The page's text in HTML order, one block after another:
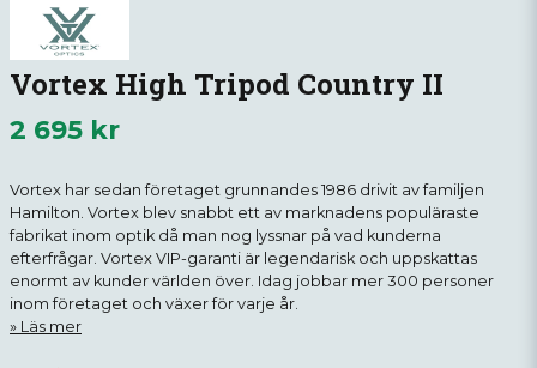
Vortex High Tripod Country II
2 695 kr
Vortex har sedan företaget grunnandes 1986 drivit av familjen
Hamilton. Vortex blev snabbt ett av marknadens populäraste
fabrikat inom optik då man nog lyssnar på vad kunderna
efterfrågar. Vortex VIP-garanti är legendarisk och uppskattas
enormt av kunder världen över. Idag jobbar mer 300 personer
inom företaget och växer för varje år.
Läs mer